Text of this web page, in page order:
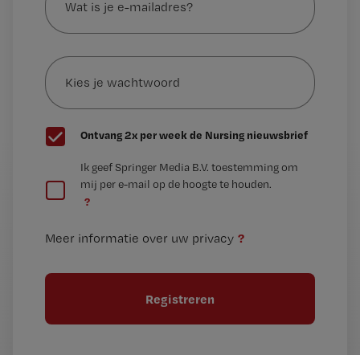
je
mailadres?
Kies
je
wachtwoord
G
e
t
Ontvang 2x per week de Nursing nieuwsbrief
e
t
l
Ik geef Springer Media B.V. toestemming om
mij per e-mail op de hoogte te houden.
?
Meer informatie over uw privacy ?